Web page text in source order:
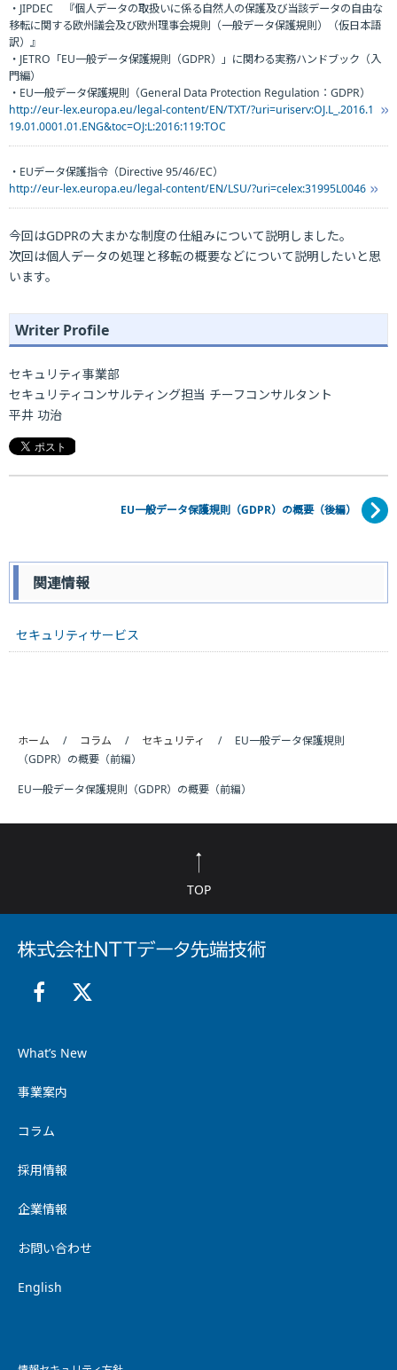
・JIPDEC 『個人データの取扱いに係る自然人の保護及び当該データの自由な
移転に関する欧州議会及び欧州理事会規則（一般データ保護規則）（仮日本語
訳）』
・JETRO「EU一般データ保護規則（GDPR）」に関わる実務ハンドブック（入
門編）
・EU一般データ保護規則（General Data Protection Regulation：GDPR）
http://eur-lex.europa.eu/legal-content/EN/TXT/?uri=uriserv:OJ.L_.2016.1
19.01.0001.01.ENG&toc=OJ:L:2016:119:TOC
・EUデータ保護指令（Directive 95/46/EC）
http://eur-lex.europa.eu/legal-content/EN/LSU/?uri=celex:31995L0046
今回はGDPRの大まかな制度の仕組みについて説明しました。
次回は個人データの処理と移転の概要などについて説明したいと思
います。
Writer Profile
セキュリティ事業部
セキュリティコンサルティング担当 チーフコンサルタント
平井 功治
EU一般データ保護規則（GDPR）の概要（後編）
関連情報
セキュリティサービス
ホーム コラム セキュリティ
EU一般データ保護規則
（GDPR）の概要（前編）
EU一般データ保護規則（GDPR）の概要（前編）
TOP
What’s New
事業案内
コラム
採用情報
企業情報
お問い合わせ
English